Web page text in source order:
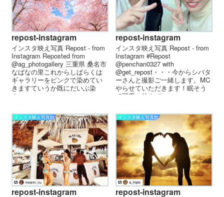
repost-instagram
インスタ映え写真 Repost - from
Instagram Reposted from
@ag_photogallery 三重県 桑名市
なばなの里︎これからしばらくは
ギャラリーをピンクで染めてい
きますていうか既にだいぶ染
ま...
repost-instagram
インスタ映え写真 Repost - from
Instagram #Repost
@penchan0327 with
@get_repost・・・今からシバタ
ーさんと撮影ご一緒します。MC
やらせていただきます！眠そう
で可愛い仲よぴ...
インスタ映え写真館
repost-instagram
インスタ映え写真館
repost-instagram